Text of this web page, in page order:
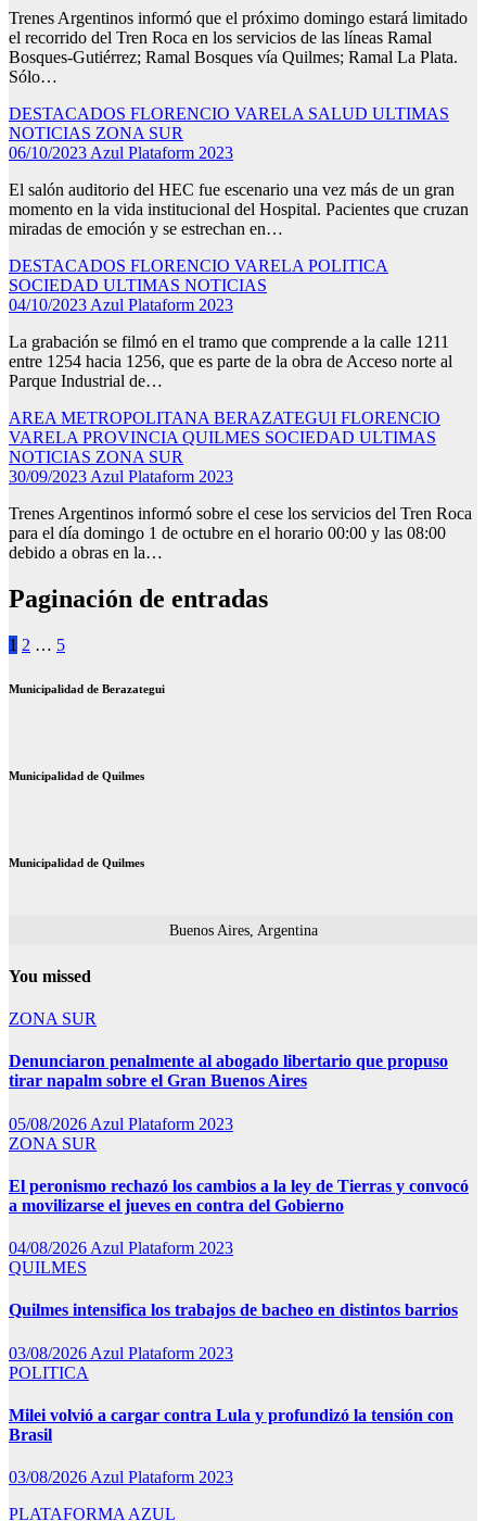
Trenes Argentinos informó que el próximo domingo estará limitado
el recorrido del Tren Roca en los servicios de las líneas Ramal
Bosques-Gutiérrez; Ramal Bosques vía Quilmes; Ramal La Plata.
Sólo…
DESTACADOS FLORENCIO VARELA SALUD ULTIMAS
NOTICIAS ZONA SUR
06/10/2023 Azul Plataform 2023
El salón auditorio del HEC fue escenario una vez más de un gran
momento en la vida institucional del Hospital. Pacientes que cruzan
miradas de emoción y se estrechan en…
DESTACADOS FLORENCIO VARELA POLITICA
SOCIEDAD ULTIMAS NOTICIAS
04/10/2023 Azul Plataform 2023
La grabación se filmó en el tramo que comprende a la calle 1211
entre 1254 hacia 1256, que es parte de la obra de Acceso norte al
Parque Industrial de…
AREA METROPOLITANA BERAZATEGUI FLORENCIO
VARELA PROVINCIA QUILMES SOCIEDAD ULTIMAS
NOTICIAS ZONA SUR
30/09/2023 Azul Plataform 2023
Trenes Argentinos informó sobre el cese los servicios del Tren Roca
para el día domingo 1 de octubre en el horario 00:00 y las 08:00
debido a obras en la…
Paginación de entradas
1 2 … 5
Municipalidad de Berazategui
Municipalidad de Quilmes
Municipalidad de Quilmes
Buenos Aires, Argentina
You missed
ZONA SUR
Denunciaron penalmente al abogado libertario que propuso
tirar napalm sobre el Gran Buenos Aires
05/08/2026 Azul Plataform 2023
ZONA SUR
El peronismo rechazó los cambios a la ley de Tierras y convocó
a movilizarse el jueves en contra del Gobierno
04/08/2026 Azul Plataform 2023
QUILMES
Quilmes intensifica los trabajos de bacheo en distintos barrios
03/08/2026 Azul Plataform 2023
POLITICA
Milei volvió a cargar contra Lula y profundizó la tensión con
Brasil
03/08/2026 Azul Plataform 2023
PLATAFORMA AZUL